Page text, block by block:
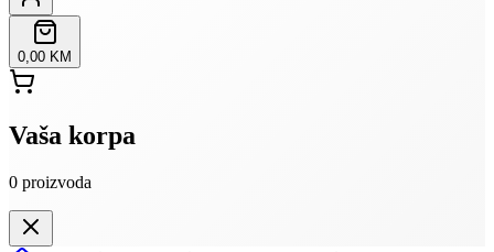
0,00 KM
Vaša korpa
0 proizvoda